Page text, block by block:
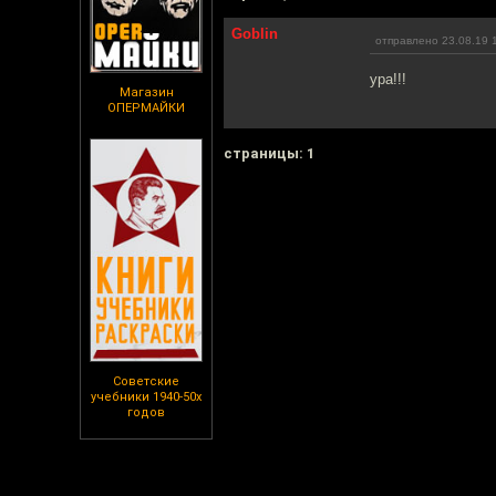
Магазин
ОПЕРМАЙКИ
Советские
учебники 1940-50х
годов
Goblin отправлено 23.08.19
ура!!!
cтраницы: 1